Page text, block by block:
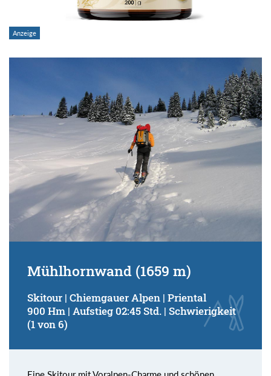
Mühlhornwand (1659 m)
Skitour | Chiemgauer Alpen | Priental
900 Hm | Aufstieg 02:45 Std. | Schwierigkeit
(1 von 6)